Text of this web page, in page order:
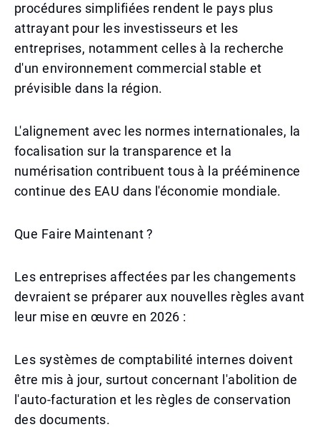
procédures simplifiées rendent le pays plus
attrayant pour les investisseurs et les
entreprises, notamment celles à la recherche
d'un environnement commercial stable et
prévisible dans la région.
L'alignement avec les normes internationales, la
focalisation sur la transparence et la
numérisation contribuent tous à la prééminence
continue des EAU dans l'économie mondiale.
Que Faire Maintenant ?
Les entreprises affectées par les changements
devraient se préparer aux nouvelles règles avant
leur mise en œuvre en 2026 :
Les systèmes de comptabilité internes doivent
être mis à jour, surtout concernant l'abolition de
l'auto-facturation et les règles de conservation
des documents.